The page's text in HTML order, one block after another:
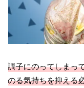
調子にのってしまっ
のる気持ちを抑える